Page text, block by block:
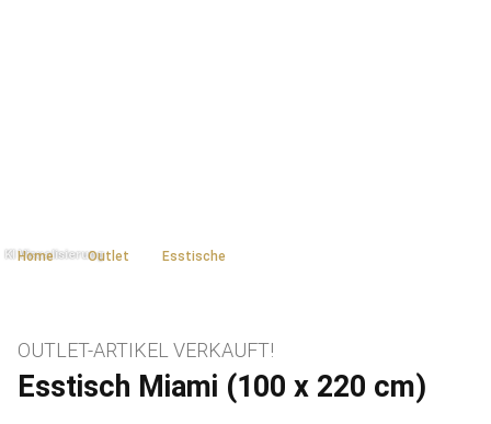
Home Outlet Esstische
Esstisch Miami (100 x 220 cm)
OUTLET-ARTIKEL VERKAUFT!